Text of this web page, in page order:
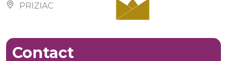
PRIZIAC
Contact